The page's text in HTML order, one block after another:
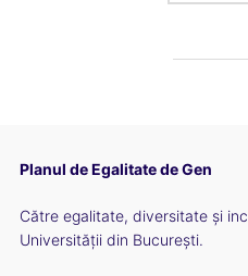
Planul de Egalitate de Gen
Către egalitate, diversitate și
Universității din București.